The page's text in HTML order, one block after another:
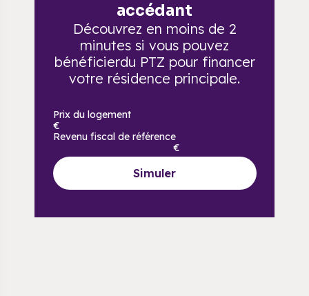
accédant
Découvrez en moins de 2
minutes si vous pouvez
bénéficierdu PTZ pour financer
votre résidence principale.
Prix du logement
€
Revenu fiscal de référence
€
Simuler